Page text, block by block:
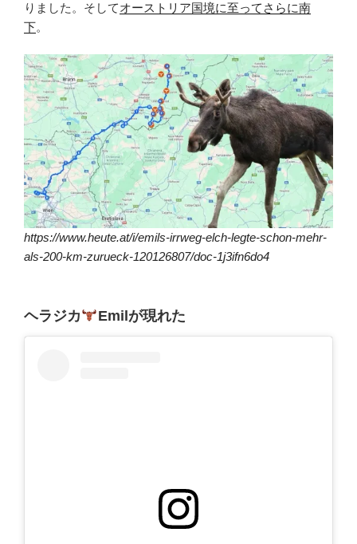
りました。そしてオーストリア国境に至ってさらに南
下。
https://www.heute.at/i/emils-irrweg-elch-legte-schon-mehr-
als-200-km-zurueck-120126807/doc-1j3ifn6do4
ヘラジカ Emilが現れた